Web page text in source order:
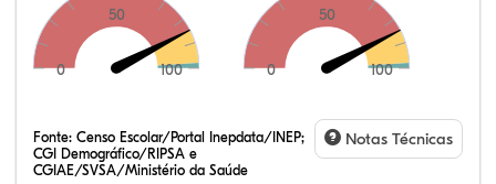
0
50
100 0
50
100
Fonte: Censo Escolar/Portal Inepdata/INEP;
CGI Demográfico/RIPSA e
CGIAE/SVSA/Ministério da Saúde
Notas Técnicas